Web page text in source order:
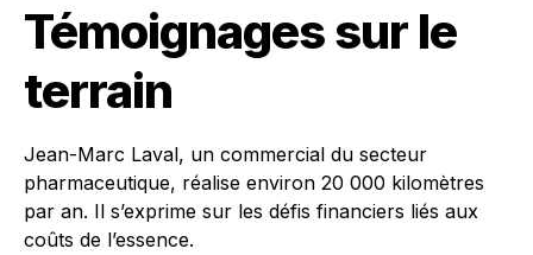
Témoignages sur le
terrain
Jean-Marc Laval, un commercial du secteur
pharmaceutique, réalise environ 20 000 kilomètres
par an. Il s’exprime sur les défis financiers liés aux
coûts de l’essence.